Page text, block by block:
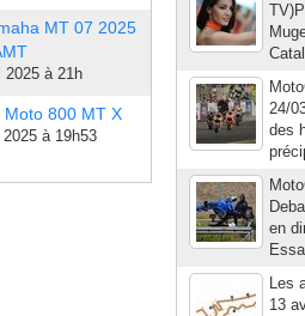
MT 07 2025
2025 à 21h
Moto 800 MT X
à 19h53
24/
des
en
Les
13